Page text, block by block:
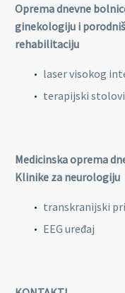
Oprema dnevne
ginekologiju i
rehabilitaciju
laser visokog
terapijski
Medicinska oprema
Klinike za neurologiju
transkranijski
EEG uređaj